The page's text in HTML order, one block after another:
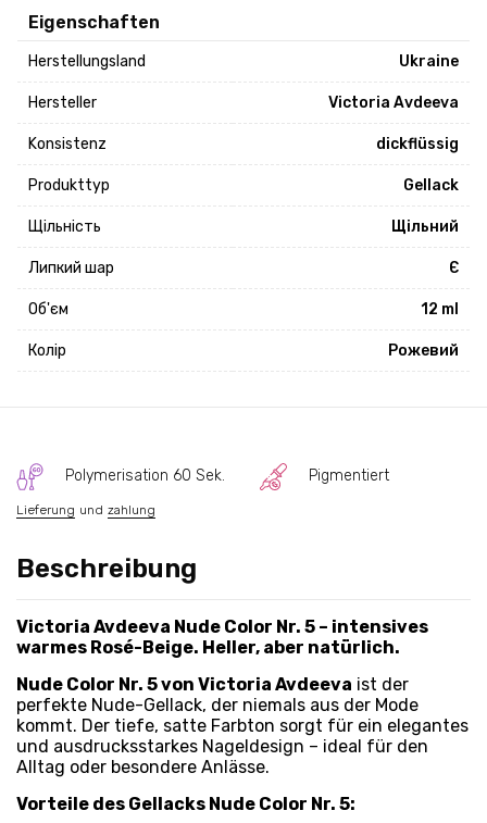
Eigenschaften
Herstellungsland Ukraine
Hersteller Victoria Avdeeva
Konsistenz dickflüssig
Produkttyp Gellack
Щільність Щільний
Липкий шар Є
Об'єм 12 ml
Колір Рожевий
Polymerisation 60 Sek. Pigmentiert
Lieferung und zahlung
Beschreibung
Victoria Avdeeva Nude Color Nr. 5 – intensives
warmes Rosé-Beige. Heller, aber natürlich.
Nude Color Nr. 5 von Victoria Avdeeva ist der
perfekte Nude-Gellack, der niemals aus der Mode
kommt. Der tiefe, satte Farbton sorgt für ein elegantes
und ausdrucksstarkes Nageldesign – ideal für den
Alltag oder besondere Anlässe.
Vorteile des Gellacks Nude Color Nr. 5: